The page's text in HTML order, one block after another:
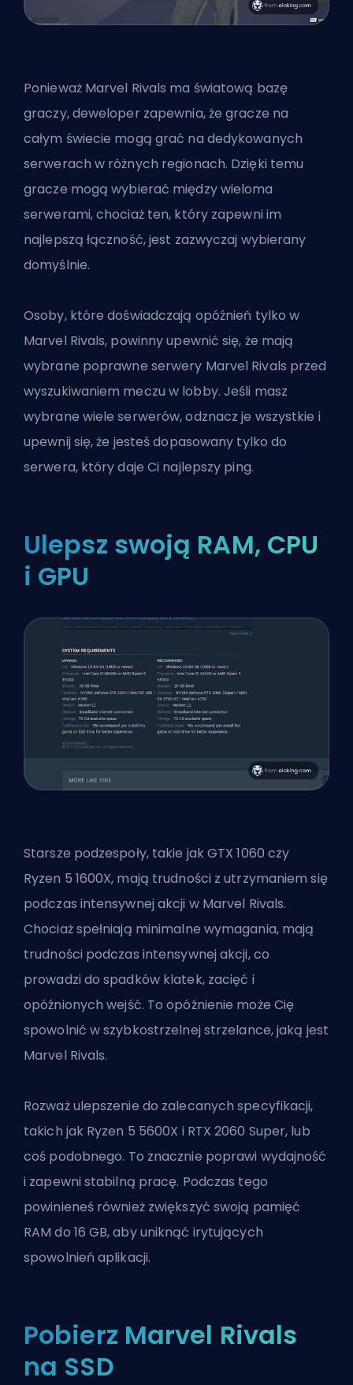
Ponieważ Marvel Rivals ma światową bazę
graczy, deweloper zapewnia, że gracze na
całym świecie mogą grać na dedykowanych
serwerach w różnych regionach. Dzięki temu
gracze mogą wybierać między wieloma
serwerami, chociaż ten, który zapewni im
najlepszą łączność, jest zazwyczaj wybierany
domyślnie.
Osoby, które doświadczają opóźnień tylko w
Marvel Rivals, powinny upewnić się, że mają
wybrane poprawne serwery Marvel Rivals przed
wyszukiwaniem meczu w lobby. Jeśli masz
wybrane wiele serwerów, odznacz je wszystkie i
upewnij się, że jesteś dopasowany tylko do
serwera, który daje Ci najlepszy ping.
Ulepsz swoją RAM, CPU
i GPU
Starsze podzespoły, takie jak GTX 1060 czy
Ryzen 5 1600X, mają trudności z utrzymaniem się
podczas intensywnej akcji w Marvel Rivals.
Chociaż spełniają minimalne wymagania, mają
trudności podczas intensywnej akcji, co
prowadzi do spadków klatek, zacięć i
opóźnionych wejść. To opóźnienie może Cię
spowolnić w szybkostrzelnej strzelance, jaką jest
Marvel Rivals.
Rozważ ulepszenie do zalecanych specyfikacji,
takich jak Ryzen 5 5600X i RTX 2060 Super, lub
coś podobnego. To znacznie poprawi wydajność
i zapewni stabilną pracę. Podczas tego
powinieneś również zwiększyć swoją pamięć
RAM do 16 GB, aby uniknąć irytujących
spowolnień aplikacji.
Pobierz Marvel Rivals
na SSD